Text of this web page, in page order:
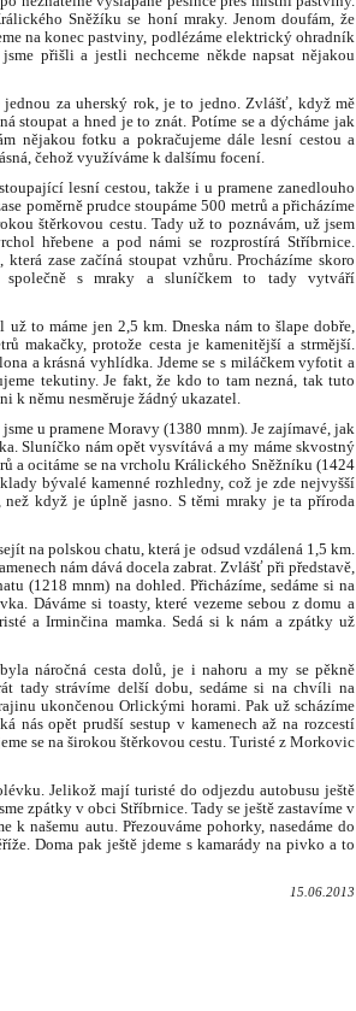
Sněžíku se honí mraky. Jenom doufám, že
na konec pastviny, podlézáme elektrický ohradník
přišli a jestli nechceme někde napsat nějakou
za uherský rok, je to jedno. Zvlášť, když mě
stoupat a hned je to znát. Potíme se a dýcháme jak
nějakou fotku a pokračujeme dále lesní cestou a
čehož využíváme k dalšímu focení.
lesní cestou, takže i u pramene zanedlouho
poměrně prudce stoupáme 500 metrů a přicházíme
štěrkovou cestu. Tady už to poznávám, už jsem
hřebene a pod námi se rozprostírá Stříbrnice.
zase začíná stoupat vzhůru. Procházíme skoro
společně s mraky a sluníčkem to tady vytváří
to máme jen 2,5 km. Dneska nám to šlape dobře,
makačky, protože cesta je kamenitější a strmější.
a krásná vyhlídka. Jdeme se s miláčkem vyfotit a
tekutiny. Je fakt, že kdo to tam nezná, tak tuto
k němu nesměruje žádný ukazatel.
u pramene Moravy (1380 mnm). Je zajímavé, jak
Sluníčko nám opět vysvítává a my máme skvostný
a ocitáme se na vrcholu Králického Sněžníku (1424
bývalé kamenné rozhledny, což je zde nejvyšší
když je úplně jasno. S těmi mraky je ta příroda
na polskou chatu, která je odsud vzdálená 1,5 km.
nám dává docela zabrat. Zvlášť při představě,
(1218 mnm) na dohled. Přicházíme, sedáme si na
Dáváme si toasty, které vezeme sebou z domu a
a Irminčina mamka. Sedá si k nám a zpátky už
náročná cesta dolů, je i nahoru a my se pěkně
tady strávíme delší dobu, sedáme si na chvíli na
ukončenou Orlickými horami. Pak už scházíme
nás opět prudší sestup v kamenech až na rozcestí
se na širokou štěrkovou cestu. Turisté z Morkovic
Jelikož mají turisté do odjezdu autobusu ještě
zpátky v obci Stříbrnice. Tady se ještě zastavíme v
našemu autu. Přezouváme pohorky, nasedáme do
Doma pak ještě jdeme s kamarády na pivko a to
15.06.2013